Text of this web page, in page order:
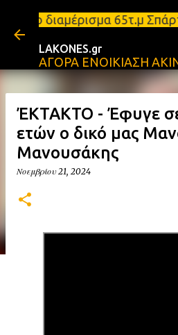
Μετάβαση στο κύριο
65τ.μ
LAKONES.gr
ΑΓΟΡΑ ΕΝΟΙΚΙΑΣΗ
ΈΚΤΑΚΤΟ - Έφυγε σε
ετών ο δικό μας
Μανουσάκης
Νοεμβρίου 21, 2024